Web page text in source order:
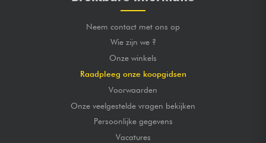
Neem contact met ons op
Wie zijn we ?
Onze winkels
Raadpleeg onze koopgidsen
Voorwaarden
Onze veelgestelde vragen bekijken
Persoonlijke gegevens
Vacatures